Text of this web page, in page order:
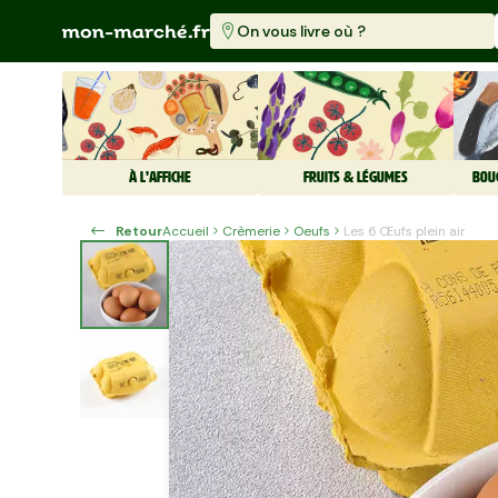
On vous livre où ?
À L'AFFICHE FRUITS & LÉGUMES
RetourAccueil Crèmerie Oeufs Les 6 Œufs plein air